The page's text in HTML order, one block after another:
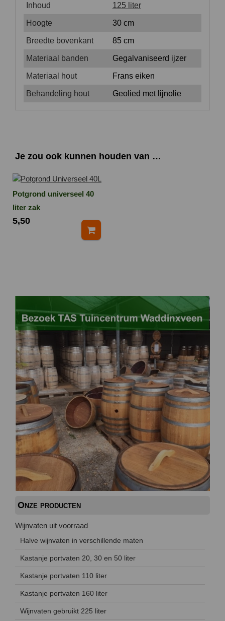
Inhoud 125 liter
Hoogte 30 cm
Breedte bovenkant 85 cm
Materiaal banden Gegalvaniseerd ijzer
Materiaal hout Frans eiken
Behandeling hout Geolied met lijnolie
Je zou ook kunnen houden van …
Potgrond universeel 40
liter zak
5,50
Onze producten
Wijnvaten uit voorraad
Halve wijnvaten in verschillende maten
Kastanje portvaten 20, 30 en 50 liter
Kastanje portvaten 110 liter
Kastanje portvaten 160 liter
Wijnvaten gebruikt 225 liter